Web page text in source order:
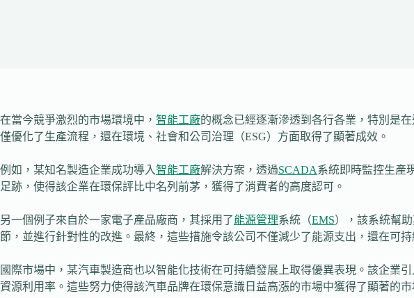
在當今競爭激烈的市場環境中， 智能工廠的概念已經逐漸滲透到各行各業，特別是
僅優化了生產流程，還在環境、社會和公司治理（ESG）方面取得了顯著成效。
例如，某知名製造企業成功導入智能工廠解決方案，透過SCADA系統即時監控生產
足跡，使得該企業在環保評比中名列前茅，獲得了消費者的高度認可。
另一個例子來自於一家電子產品廠商，其採用了能源管理系統（EMS），該系統幫
節，並進行針對性的改進。最終，這些措施令該公司不僅減少了能源支出，還在可
國際市場中，某汽車製造商也以智能化技術在可持續發展上取得優異表現。該企業
資源利用率。這些努力使得該汽車品牌在環保意識日益高漲的市場中獲得了顯著的市